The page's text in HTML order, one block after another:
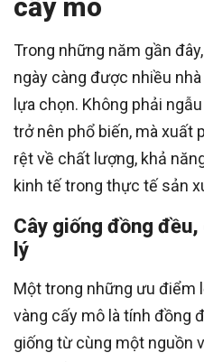
cấy mô
Trong những năm gần
ngày càng được nhiều
lựa chọn. Không phải
trở nên phổ biến, mà xuất
rệt về chất lượng, khả
kinh tế trong thực tế sản
Cây giống đồng
lý
Một trong những ưu điểm
vàng cấy mô là tính đồng
giống từ cùng một nguồn